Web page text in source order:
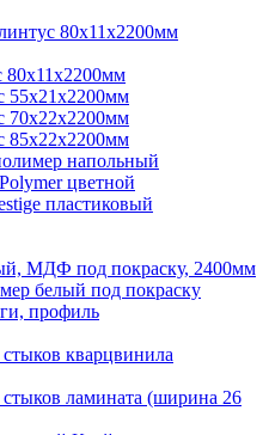
80х11х2200мм
80х11х2200мм
55х21х2200мм
70х22х2200мм
85х22х2200мм
напольный
цветной
пластиковый
МДФ под покраску, 2400мм
белый под покраску
профиль
кварцвинила
ламината (ширина 26